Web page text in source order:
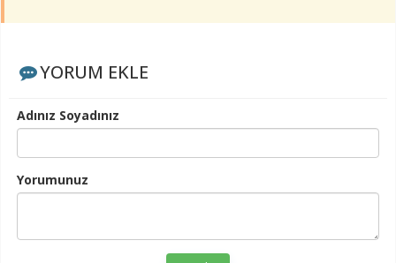
YORUM EKLE
Adınız Soyadınız
Yorumunuz